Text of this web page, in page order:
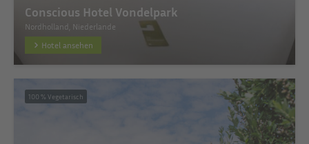
Conscious Hotel Vondelpark
Nordholland, Niederlande
Hotel ansehen
100 % Vegetarisch